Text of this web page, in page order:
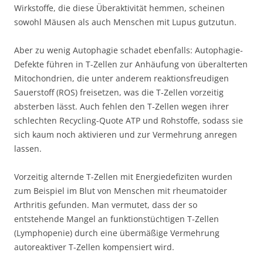
Wirkstoffe, die diese Überaktivität hemmen, scheinen
sowohl Mäusen als auch Menschen mit Lupus gutzutun.
Aber zu wenig Autophagie schadet ebenfalls: Autophagie-
Defekte führen in T-Zellen zur Anhäufung von überalterten
Mitochondrien, die unter anderem reaktionsfreudigen
Sauerstoff (ROS) freisetzen, was die T-Zellen vorzeitig
absterben lässt. Auch fehlen den T-Zellen wegen ihrer
schlechten Recycling-Quote ATP und Rohstoffe, sodass sie
sich kaum noch aktivieren und zur Vermehrung anregen
lassen.
Vorzeitig alternde T-Zellen mit Energiedefiziten wurden
zum Beispiel im Blut von Menschen mit rheumatoider
Arthritis gefunden. Man vermutet, dass der so
entstehende Mangel an funktionstüchtigen T-Zellen
(Lymphopenie) durch eine übermäßige Vermehrung
autoreaktiver T-Zellen kompensiert wird.